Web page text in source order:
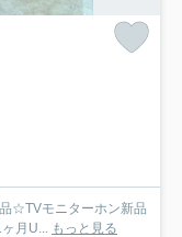
☆TVモニターホン新品
月U...
もっと見る